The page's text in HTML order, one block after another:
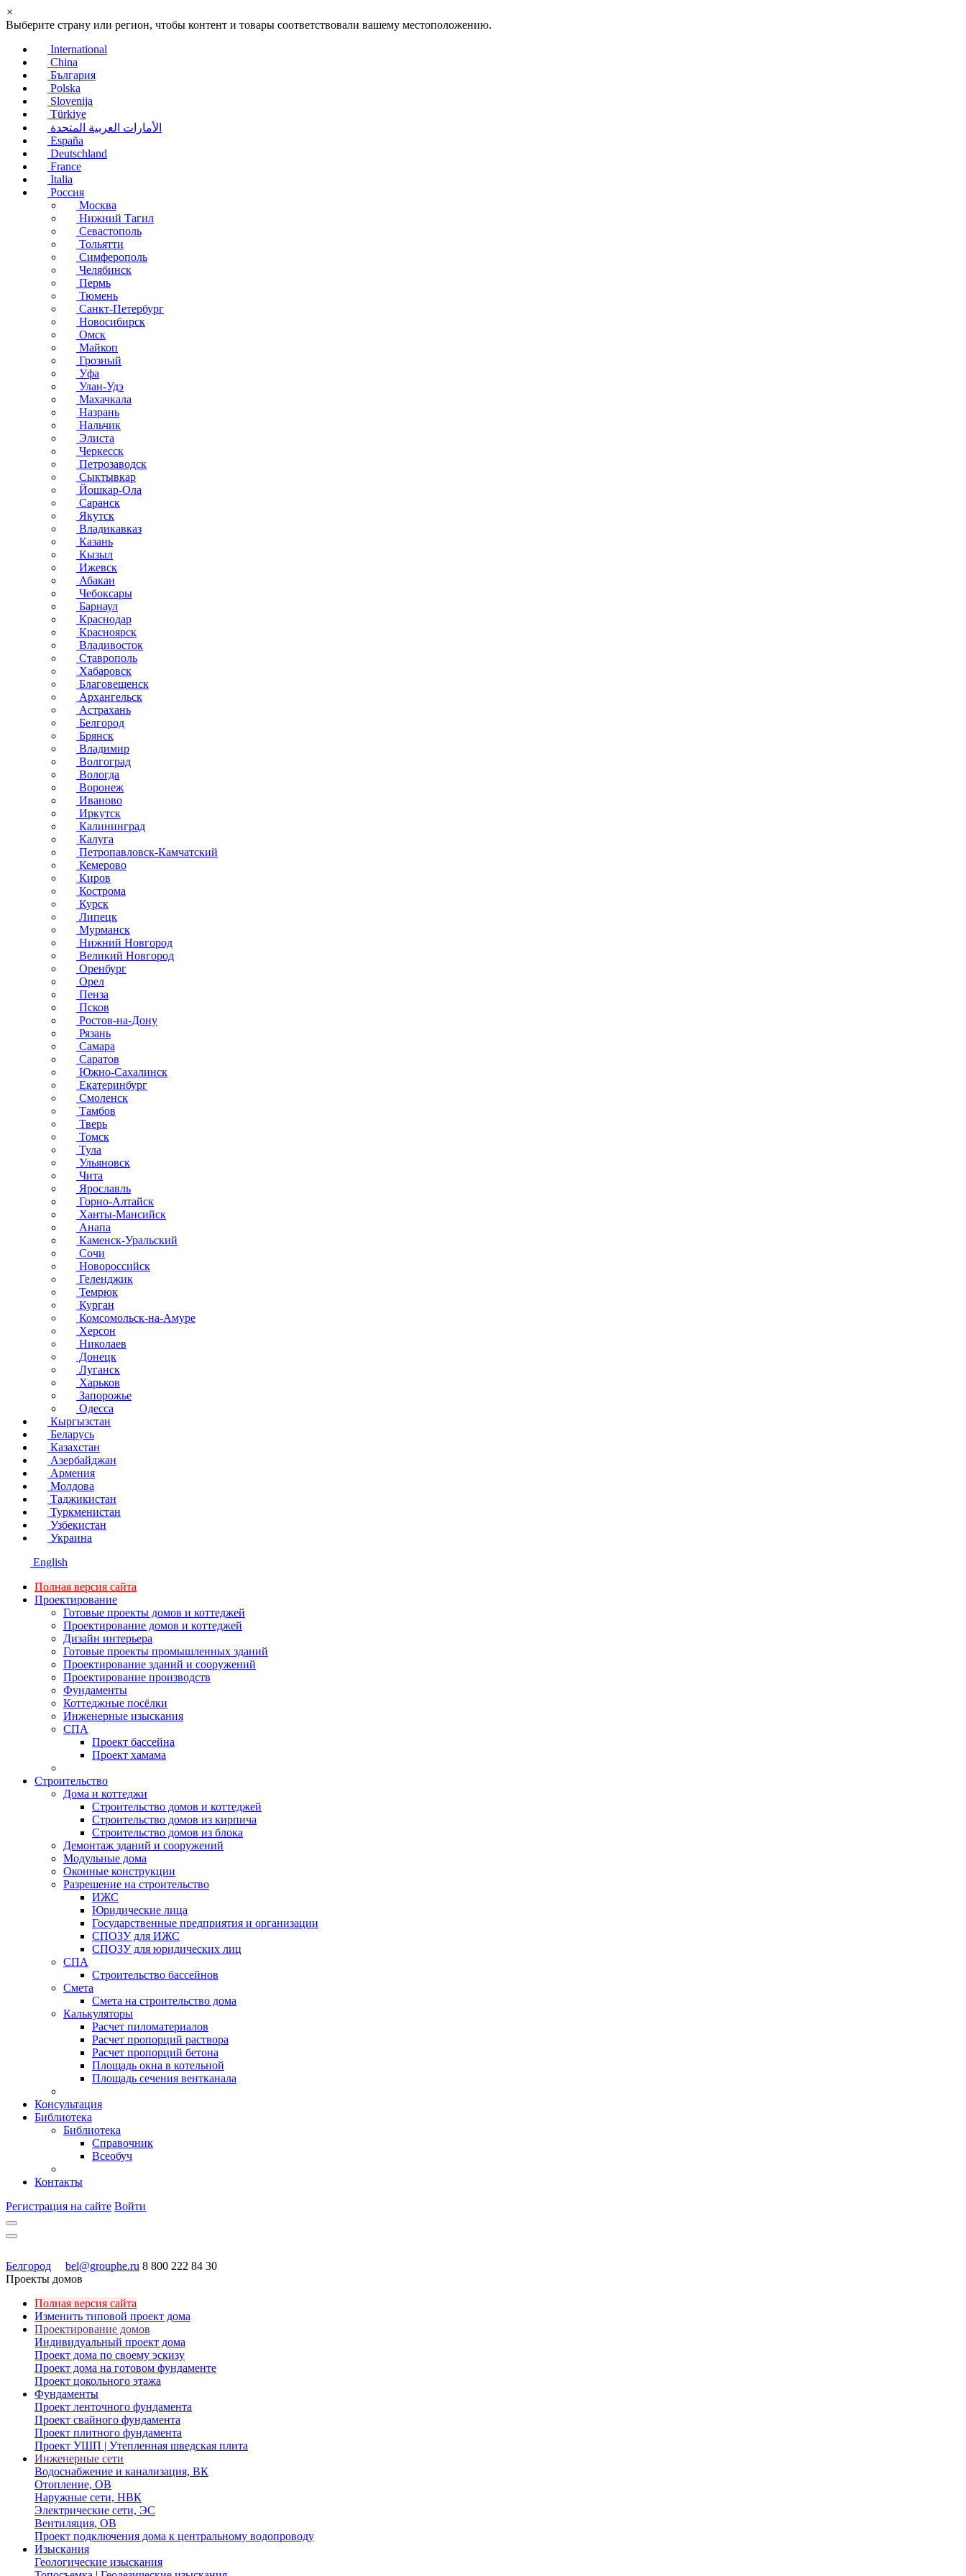
×
Выберите страну или регион, чтобы контент и товары соответствовали вашему местоположению.
International
China
България
Polska
Slovenija
Türkiye
الأمارات العربية المتحدة
España
Deutschland
France
Italia
Россия
Москва
Нижний Тагил
Севастополь
Тольятти
Симферополь
Челябинск
Пермь
Тюмень
Санкт-Петербург
Новосибирск
Омск
Майкоп
Грозный
Уфа
Улан-Удэ
Махачкала
Назрань
Нальчик
Элиста
Черкесск
Петрозаводск
Сыктывкар
Йошкар-Ола
Саранск
Якутск
Владикавказ
Казань
Кызыл
Ижевск
Абакан
Чебоксары
Барнаул
Краснодар
Красноярск
Владивосток
Ставрополь
Хабаровск
Благовещенск
Архангельск
Астрахань
Белгород
Брянск
Владимир
Волгоград
Вологда
Воронеж
Иваново
Иркутск
Калининград
Калуга
Петропавловск-Камчатский
Кемерово
Киров
Кострома
Курск
Липецк
Мурманск
Нижний Новгород
Великий Новгород
Оренбург
Орел
Пенза
Псков
Ростов-на-Дону
Рязань
Самара
Саратов
Южно-Сахалинск
Екатеринбург
Смоленск
Тамбов
Тверь
Томск
Тула
Ульяновск
Чита
Ярославль
Горно-Алтайск
Ханты-Мансийск
Анапа
Каменск-Уральский
Сочи
Новороссийск
Геленджик
Темрюк
Курган
Комсомольск-на-Амуре
Херсон
Николаев
Донецк
Луганск
Харьков
Запорожье
Одесса
Кыргызстан
Беларусь
Казахстан
Азербайджан
Армения
Молдова
Таджикистан
Туркменистан
Узбекистан
Украина
English
Полная версия сайта
Проектирование
Готовые проекты домов и коттеджей
Проектирование домов и коттеджей
Дизайн интерьера
Готовые проекты промышленных зданий
Проектирование зданий и сооружений
Проектирование производств
Фундаменты
Коттеджные посёлки
Инженерные изыскания
СПА
Проект бассейна
Проект хамама
Строительство
Дома и коттеджи
Строительство домов и коттеджей
Строительство домов из кирпича
Строительство домов из блока
Демонтаж зданий и сооружений
Модульные дома
Оконные конструкции
Разрешение на строительство
ИЖС
Юридические лица
Государственные предприятия и организации
СПОЗУ для ИЖС
СПОЗУ для юридических лиц
СПА
Строительство бассейнов
Смета
Смета на строительство дома
Калькуляторы
Расчет пиломатериалов
Расчет пропорций раствора
Расчет пропорций бетона
Площадь окна в котельной
Площадь сечения вентканала
Консультация
Библиотека
Библиотека
Справочник
Всеобуч
Контакты
Регистрация на сайте Войти
Белгород bel@grouphe.ru 8 800 222 84 30
Проекты домов
Полная версия сайта
Изменить типовой проект дома
Проектирование домов
Индивидуальный проект дома
Проект дома по своему эскизу
Проект дома на готовом фундаменте
Проект цокольного этажа
Фундаменты
Проект ленточного фундамента
Проект свайного фундамента
Проект плитного фундамента
Проект УШП | Утепленная шведская плита
Инженерные сети
Водоснабжение и канализация, ВК
Отопление, ОВ
Наружные сети, НВК
Электрические сети, ЭС
Вентиляция, ОВ
Проект подключения дома к центральному водопроводу
Изыскания
Геологические изыскания